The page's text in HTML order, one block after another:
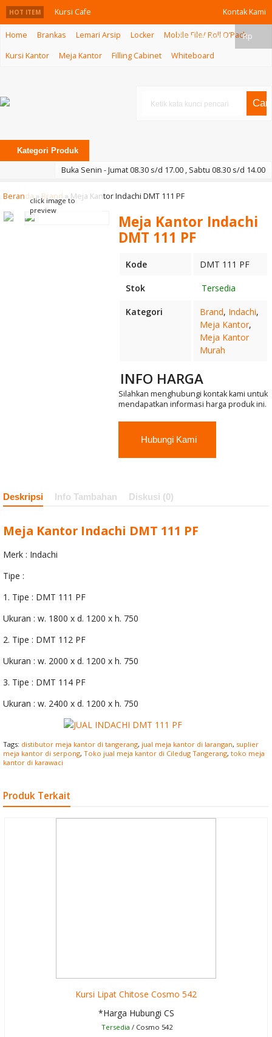
HOT ITEM Kursi Cafe
INVITI PU5002
Meja Kantor
Carrera CS 003
Kontak Kami
Member Area Rp
Home Brankas Lemari Arsip Locker
Mobile File/ Roll O’Pack
Kursi Kantor
Meja Kantor Filling Cabinet Whiteboard
Cari
Kategori Produk
Buka Senin - Jumat 08.30 s/d 17.00 , Sabtu 08.30 s/d 14.00
Beranda» Brand »Meja Kantor Indachi DMT 111 PF
click image to
preview
Meja Kantor Indachi
DMT 111 PF
Kode DMT 111 PF
Stok Tersedia
Kategori Brand, Indachi,
Meja Kantor,
Meja Kantor
Murah
INFO HARGA
Silahkan menghubungi kontak kami untuk
mendapatkan informasi harga produk ini.
Hubungi Kami
Deskripsi Info Tambahan Diskusi (0)
Meja Kantor Indachi DMT 111 PF
Merk : Indachi
Tipe :
1. Tipe : DMT 111 PF
Ukuran : w. 1800 x d. 1200 x h. 750
2. Tipe : DMT 112 PF
Ukuran : w. 2000 x d. 1200 x h. 750
3. Tipe : DMT 114 PF
Ukuran : w. 2400 x d. 1200 x h. 750
Tags: distibutor meja kantor di tangerang, jual meja kantor di larangan, suplier
meja kantor di serpong, Toko jual meja kantor di Ciledug Tangerang, toko meja
kantor di karawaci
Produk Terkait
Kursi Lipat Chitose Cosmo 542
*Harga Hubungi CS
Tersedia / Cosmo 542